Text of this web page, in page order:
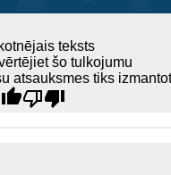
teksts
šo tulkojumu
atsauksmes tiks